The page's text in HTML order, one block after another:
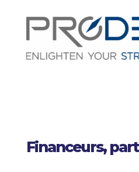
Financeurs,